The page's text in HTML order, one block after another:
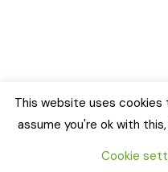
This website uses cookies
assume you're ok with
Cookie